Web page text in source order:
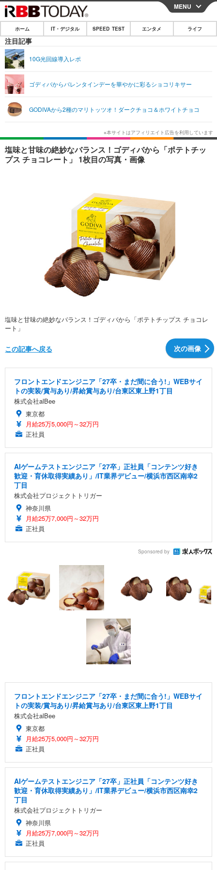
CLOSE
ホーム
IT・デジタル
ショッピング その他
SPEED TEST
エンタメ
エンタメTOP 映画・ドラマ
韓国・芸能
音楽 スポーツ
ライフ
ライフTOP グルメ
ペット ショッピング
リリース一覧
プッシュ通知の停止方法
MENU
ホーム IT・デジタル SPEED TEST エンタメ ライフ
注目記事
10G光回線導入レポ
ゴディバからバレンタインデーを華やかに彩るショコリキサー
GODIVAから2種のマリトッツオ！ダークチョコ＆ホワイトチョコ
塩味と甘味の絶妙なバランス！ゴディバから「ポテトチッ
プス チョコレート」 1枚目の写真・画像
塩味と甘味の絶妙なバランス！ゴディバから「ポテトチップス チョコレ
ート」
次の画像
この記事へ戻る
フロントエンドエンジニア「27卒・まだ間に合う!」WEBサイ
トの実装/賞与あり/昇給賞与あり/台東区東上野1丁目
株式会社alBee
東京都
月給25万5,000円～32万円
正社員
AIゲームテストエンジニア「27卒」正社員「コンテンツ好き
歓迎・育休取得実績あり」/IT業界デビュー/横浜市西区南幸2
丁目
株式会社プロジェクトトリガー
神奈川県
月給25万7,000円～32万円
正社員
Sponsored by
フロントエンドエンジニア「27卒・まだ間に合う!」WEBサイ
トの実装/賞与あり/昇給賞与あり/台東区東上野1丁目
株式会社alBee
東京都
月給25万5,000円～32万円
正社員
AIゲームテストエンジニア「27卒」正社員「コンテンツ好き
歓迎・育休取得実績あり」/IT業界デビュー/横浜市西区南幸2
丁目
株式会社プロジェクトトリガー
神奈川県
月給25万7,000円～32万円
正社員